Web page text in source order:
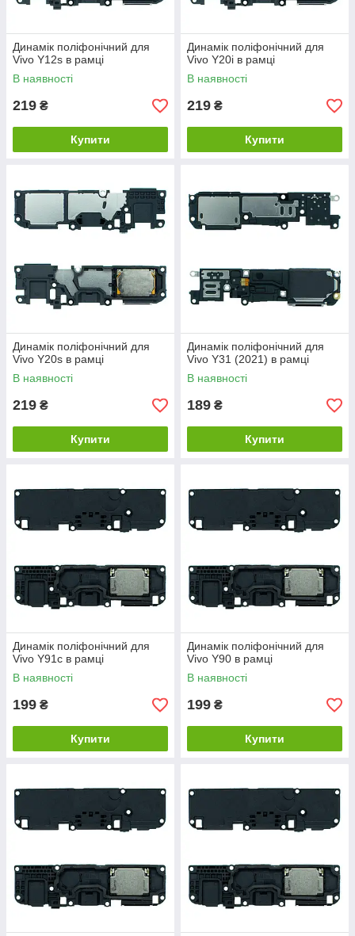
Динамік поліфонічний для
Vivo Y12s в рамці
В наявності
219 ₴
Купити
Динамік поліфонічний для
Vivo Y20i в рамці
В наявності
219 ₴
Купити
Динамік поліфонічний для
Vivo Y20s в рамці
В наявності
219 ₴
Купити
Динамік поліфонічний для
Vivo Y31 (2021) в рамці
В наявності
189 ₴
Купити
Динамік поліфонічний для
Vivo Y91c в рамці
В наявності
199 ₴
Купити
Динамік поліфонічний для
Vivo Y90 в рамці
В наявності
199 ₴
Купити